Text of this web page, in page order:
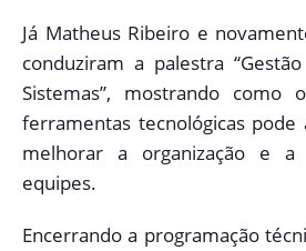
Já Matheus Ribeiro e
conduziram a palestra
Sistemas”, mostrando
ferramentas tecnológicas
melhorar a organização e a
equipes.
Encerrando a programação